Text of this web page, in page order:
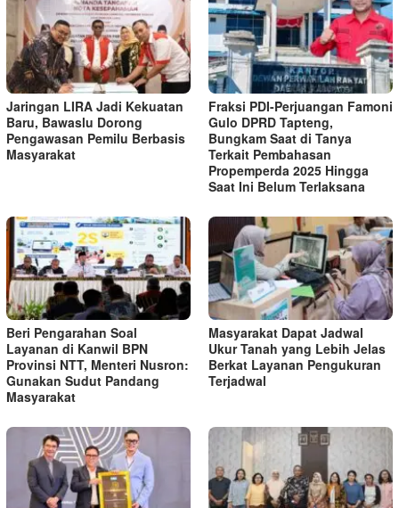
Jaringan LIRA Jadi Kekuatan
Baru, Bawaslu Dorong
Pengawasan Pemilu Berbasis
Masyarakat
Fraksi PDI-Perjuangan Famoni
Gulo DPRD Tapteng,
Bungkam Saat di Tanya
Terkait Pembahasan
Propemperda 2025 Hingga
Saat Ini Belum Terlaksana
Beri Pengarahan Soal
Layanan di Kanwil BPN
Provinsi NTT, Menteri Nusron:
Gunakan Sudut Pandang
Masyarakat
Masyarakat Dapat Jadwal
Ukur Tanah yang Lebih Jelas
Berkat Layanan Pengukuran
Terjadwal